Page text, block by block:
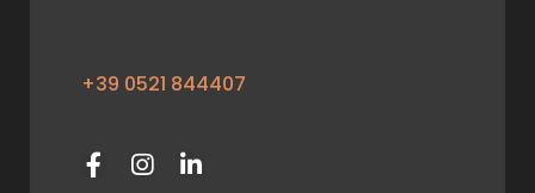
+39 0521 844407